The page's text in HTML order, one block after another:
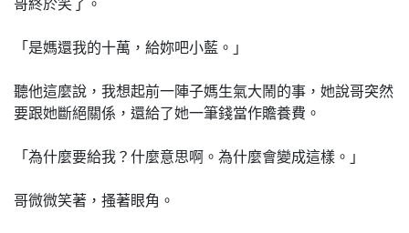
「是媽還我的十萬，給妳吧小藍。」
聽他這麼說，我想起前一陣子媽生氣大鬧的事，她說哥突然
要跟她斷絕關係，還給了她一筆錢當作贍養費。
「為什麼要給我？什麼意思啊。為什麼會變成這樣。」
哥微微笑著，搔著眼角。